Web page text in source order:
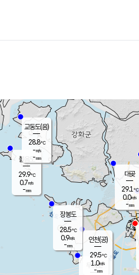
무의도
볼음도
29.9℃
0.7m/s
-mm
장봉도
28.5℃
0.9m/s
-mm
대곶
29.1℃
0.0m/s
-mm
인천(공)
29.5℃
1.0m/s
-mm
교동도(음)
28.8℃
-m/s
-mm